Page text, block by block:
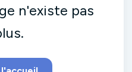
n'existe pas